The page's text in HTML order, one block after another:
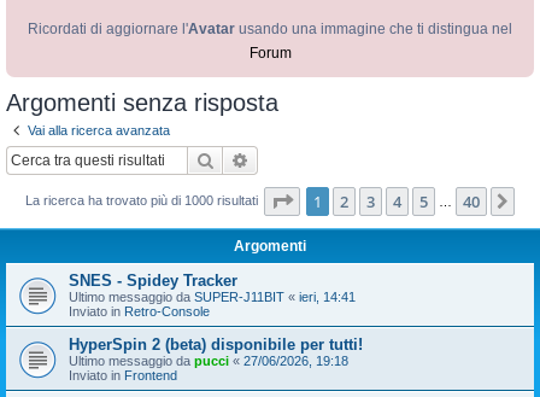
Ricordati di aggiornare l'Avatar usando una immagine che ti distingua nel
Forum
Argomenti senza risposta
Vai alla ricerca avanzata
Cerca
La ricerca ha trovato più di 1000 risultati Pagina di 40
1 2 3 4 5 40
Argomenti
SNES - Spidey Tracker
Ultimo messaggio da SUPER-J11BIT « ieri, 14:41
Inviato in Retro-Console
HyperSpin 2 (beta) disponibile per tutti!
Ultimo messaggio da pucci « 27/06/2026, 19:18
Inviato in Frontend